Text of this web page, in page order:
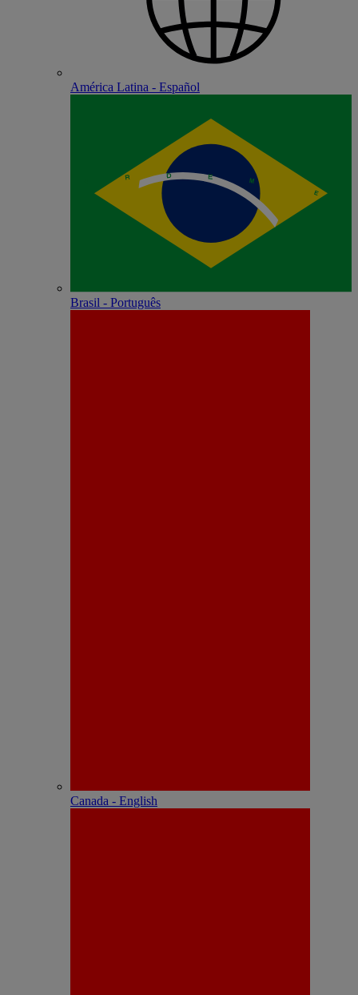
América Latina - Español
Brasil - Português
Canada - English